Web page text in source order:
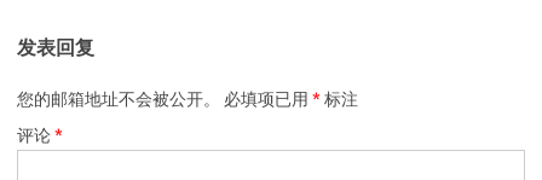
发表回复
您的邮箱地址不会被公开。 必填项已用 * 标注
评论*